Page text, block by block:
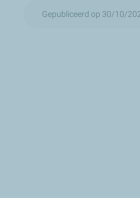
Gepubliceerd op 30/10/